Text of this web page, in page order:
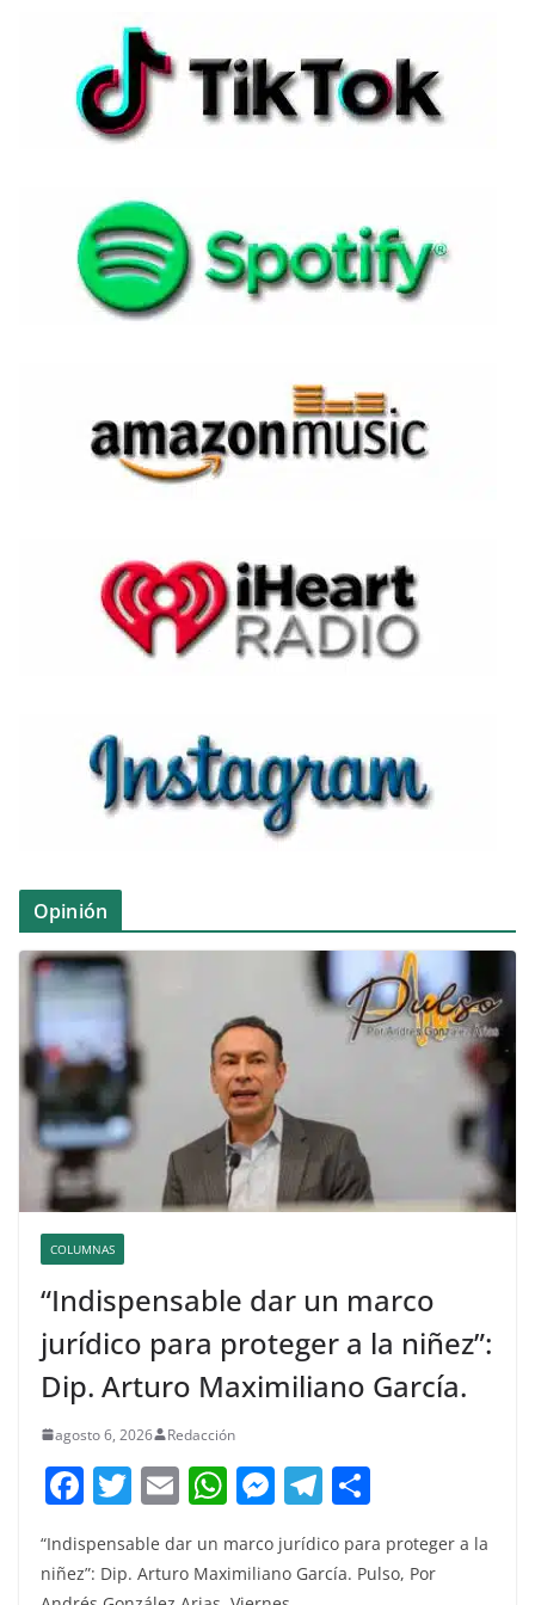
Opinión
COLUMNAS
“Indispensable dar un marco
jurídico para proteger a la niñez”:
Dip. Arturo Maximiliano García.
agosto 6, 2026 Redacción
F
c
T
w
itt
E
ai
W
at
M
e
ss
T
e m
“Indispensable dar un marco jurídico para proteger a la
niñez”: Dip. Arturo Maximiliano García. Pulso, Por